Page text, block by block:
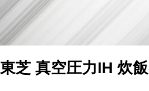
東芝 真空圧力IH 炊